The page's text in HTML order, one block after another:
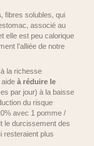
, fibres solubles, qui
associé au
elle est peu calorique
l’alliée de notre
la richesse
à réduire le
par jour) à la baisse
du risque
avec 1 pomme /
le durcissement des
resteraient plus